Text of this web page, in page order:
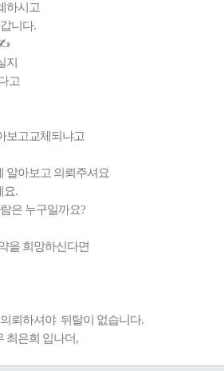
하시고
니다.
지
고
보고교체되냐고
알아보고 의뢰주셔요
요.
은 누구일까요?
을 희망하신다면
뢰하셔야 뒤탈이 없습니다.
최은희 입나더,